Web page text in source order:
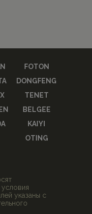
FOTON
DONGFENG
TENET
BELGEE
KAIYI
OTING
указаны с